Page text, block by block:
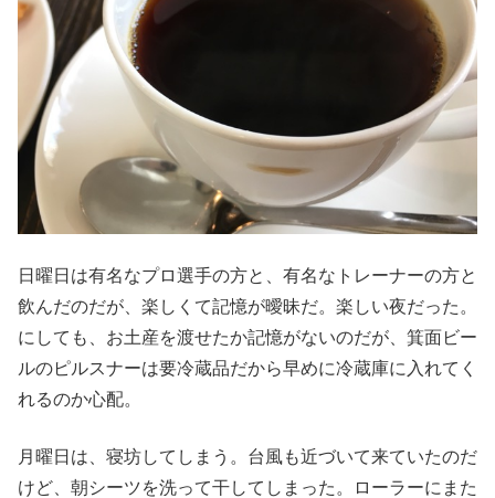
日曜日は有名なプロ選手の方と、有名なトレーナーの方と
飲んだのだが、楽しくて記憶が曖昧だ。楽しい夜だった。
にしても、お土産を渡せたか記憶がないのだが、箕面ビー
ルのピルスナーは要冷蔵品だから早めに冷蔵庫に入れてく
れるのか心配。
月曜日は、寝坊してしまう。台風も近づいて来ていたのだ
けど、朝シーツを洗って干してしまった。ローラーにまた